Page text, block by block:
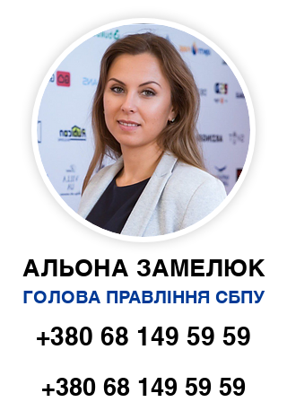
АЛЬОНА ЗАМЕЛЮК
ГОЛОВА ПРАВЛІННЯ СБПУ
+380 68 149 59 59
+380 68 149 59 59